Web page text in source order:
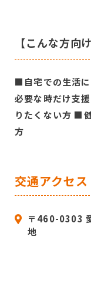
【こんな方向
■自宅での生活
必要な時だけ支
りたくない方 ■
方
交通アクセス
〒460-0303
地